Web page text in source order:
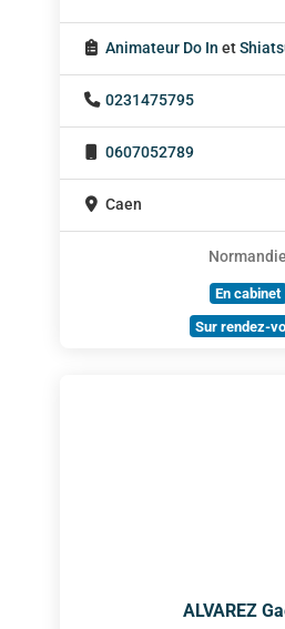
Animateur Do In et
0231475795
0607052789
Caen
Normandie
En cabinet
Sur rendez-
ALVAREZ